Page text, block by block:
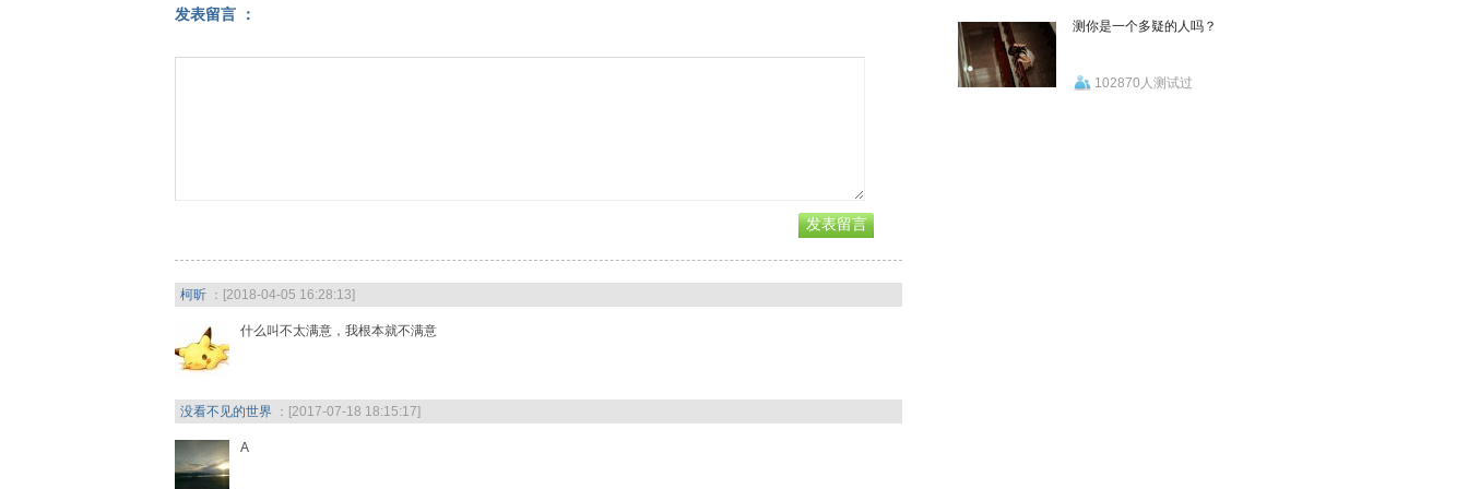
发表留言 ：
柯昕 ：[2018-04-05 16:28:13]
什么叫不太满意，我根本就不满意
没看不见的世界 ：[2017-07-18 18:15:17]
A
测你是一个多疑的人吗？
102870人测试过